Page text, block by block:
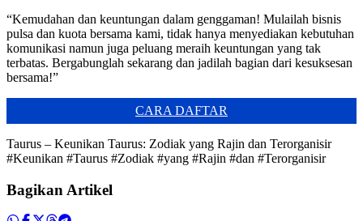
“Kemudahan dan keuntungan dalam genggaman! Mulailah bisnis
pulsa dan kuota bersama kami, tidak hanya menyediakan kebutuhan
komunikasi namun juga peluang meraih keuntungan yang tak
terbatas. Bergabunglah sekarang dan jadilah bagian dari kesuksesan
bersama!”
CARA DAFTAR
Taurus – Keunikan Taurus: Zodiak yang Rajin dan Terorganisir
#Keunikan #Taurus #Zodiak #yang #Rajin #dan #Terorganisir
Bagikan Artikel